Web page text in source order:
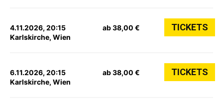
4.11.2026, 20:15
Karlskirche, Wien
ab 38,00 € TICKETS
6.11.2026, 20:15
Karlskirche, Wien
ab 38,00 € TICKETS